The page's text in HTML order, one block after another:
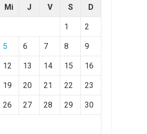
Mi J V S D
1 2
5 6 7 8 9
12 13 14 15 16
19 20 21 22 23
26 27 28 29 30